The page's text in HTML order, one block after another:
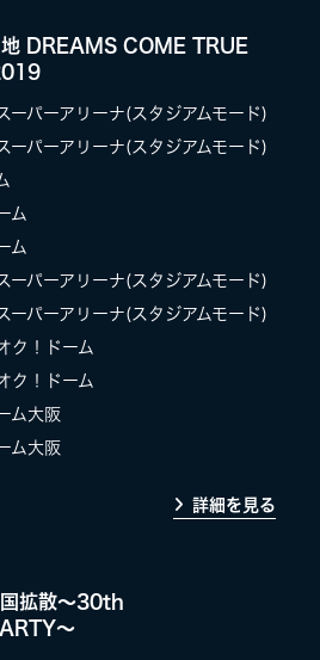
地 DREAMS COME TRUE
ーパーアリーナ(スタジアムモード)
ーパーアリーナ(スタジアムモード)
ム
ム
ーパーアリーナ(スタジアムモード)
ーパーアリーナ(スタジアムモード)
ク！ドーム
ク！ドーム
ム大阪
ム大阪
詳細を見る
国拡散～30th
～